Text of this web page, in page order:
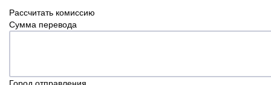
Рассчитать комиссию
Сумма перевода
Город отправления